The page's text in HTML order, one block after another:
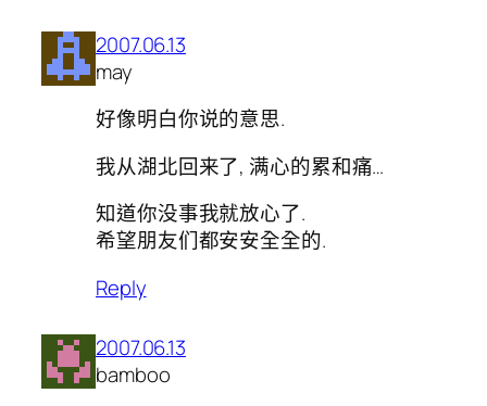
2007.06.13
may
好像明白你说的意思.
我从湖北回来了, 满心的累和痛…
知道你没事我就放心了.
希望朋友们都安安全全的.
Reply
2007.06.13
bamboo